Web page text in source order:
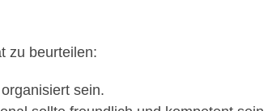
zu beurteilen:
sein.